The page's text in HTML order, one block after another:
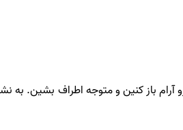
باز کنین و متوجه اطراف بشین. به